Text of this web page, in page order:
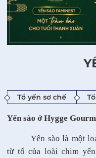
Tổ yến sơ chế
Yến sào ở Hygge
Yến sào là một
từ tổ của loài chim